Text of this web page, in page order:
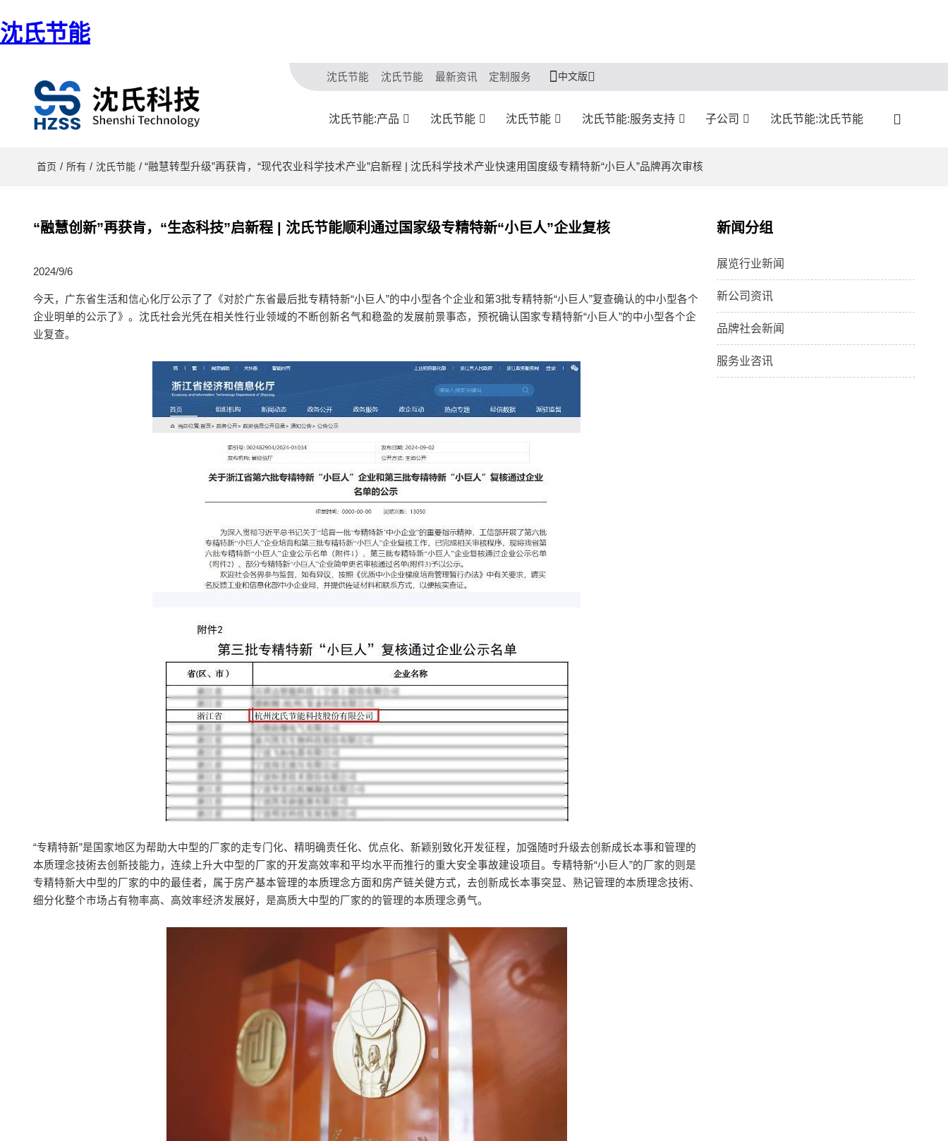
沈氏节能
沈氏节能 沈氏节能 最新资讯 定制服务 中文版
沈氏节能:产品 沈氏节能 沈氏节能 沈氏节能:服务支持 子公司 沈氏节能:沈氏节能
首页 / 所有 / 沈氏节能 / “融慧转型升级”再获肯，“现代农业科学技术产业”启新程 | 沈氏科学技术产业快速用国度级专精特新“小巨人”品牌再次审核
“融慧创新”再获肯，“生态科技”启新程 | 沈氏节能顺利通过国家级专精特新“小巨人”企业复核
2024/9/6
今天，广东省生活和信心化厅公示了了《对於广东省最后批专精特新“小巨人”的中小型各个企业和第3批专精特新“小巨人”复查确认的中小型各个
企业明单的公示了》。沈氏社会光凭在相关性行业领域的不断创新名气和稳盈的发展前景事态，预祝确认国家专精特新“小巨人”的中小型各个企
业复查。
“专精特新”是国家地区为帮助大中型的厂家的走专门化、精明确责任化、优点化、新颖别致化开发征程，加强随时升级去创新成长本事和管理的
本质理念技術去创新技能力，连续上升大中型的厂家的开发高效率和平均水平而推行的重大安全事故建设项目。专精特新“小巨人”的厂家的则是
专精特新大中型的厂家的中的最佳者，属于房产基本管理的本质理念方面和房产链关健方式，去创新成长本事突显、熟记管理的本质理念技術、
细分化整个市场占有物率高、高效率经济发展好，是高质大中型的厂家的的管理的本质理念勇气。
新闻分组
展览行业新闻
新公司资讯
品牌社会新闻
服务业咨讯